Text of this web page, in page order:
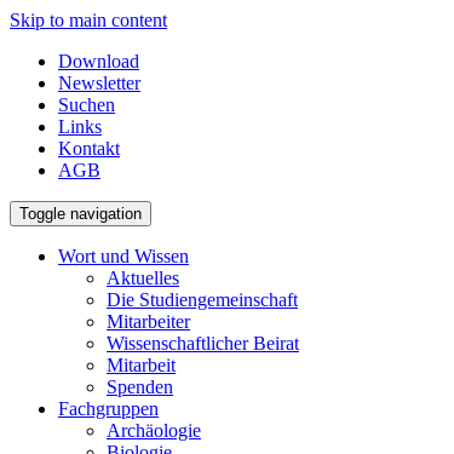
Skip to main content
Download
Newsletter
Suchen
Links
Kontakt
AGB
Toggle navigation
Wort und Wissen
Aktuelles
Die Studiengemeinschaft
Mitarbeiter
Wissenschaftlicher Beirat
Mitarbeit
Spenden
Fachgruppen
Archäologie